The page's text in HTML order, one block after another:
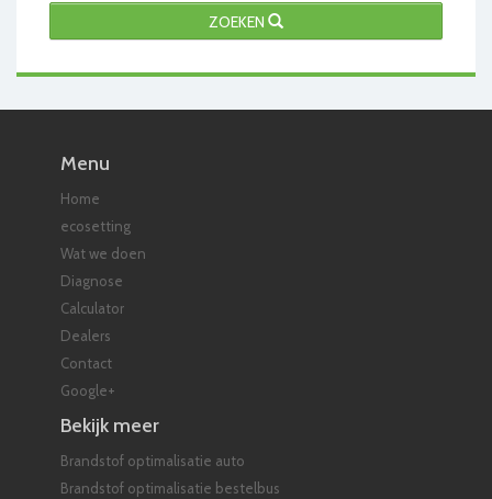
ZOEKEN
Menu
Home
ecosetting
Wat we doen
Diagnose
Calculator
Dealers
Contact
Google+
Bekijk meer
Brandstof optimalisatie auto
Brandstof optimalisatie bestelbus